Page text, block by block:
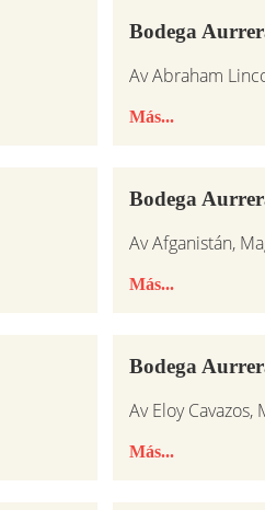
Bodega
Av Abraham
Más...
Bodega
Av Afganistán,
Más...
Bodega
Av Eloy
Más...